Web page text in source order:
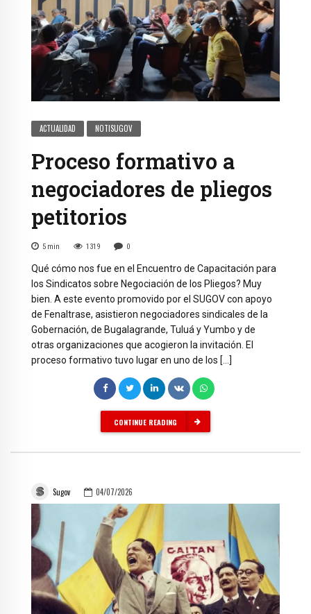
ACTUALIDAD NOTISUGOV
Proceso formativo a
negociadores de pliegos
petitorios
5 min 1319 0
Qué cómo nos fue en el Encuentro de Capacitación para
los Sindicatos sobre Negociación de los Pliegos? Muy
bien. A este evento promovido por el SUGOV con apoyo
de Fenaltrase, asistieron negociadores sindicales de la
Gobernación, de Bugalagrande, Tuluá y Yumbo y de
otras organizaciones que acogieron la invitación. El
proceso formativo tuvo lugar en uno de los […]
CONTINUE READING
Sugov 04/07/2026